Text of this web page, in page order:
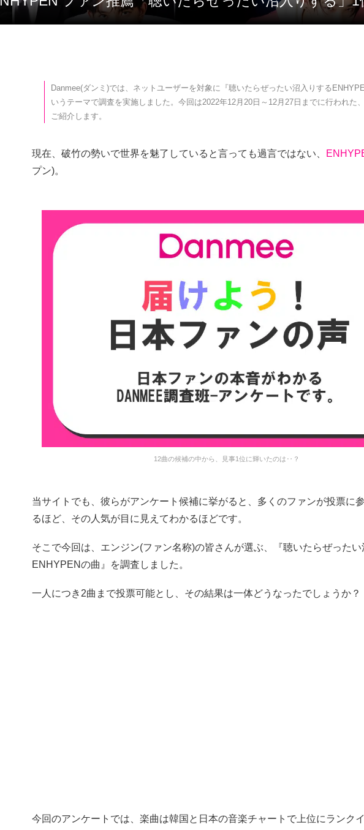
Danmee(ダンミ)では、ネットユーザーを対象に『聴いたらぜったい沼入りする
いうテーマで調査を実施しました。今回は2022年12月20日～12月27日までに行われた
ご紹介します。
現在、破竹の勢いで世界を魅了していると言っても過言ではない、
プン)。
12曲の候補の中から、見事1位に輝いたのは‥？
当サイトでも、彼らがアンケート候補に挙がると、多くのファンが投票に
るほど、その人気が目に見えてわかるほどです。
そこで今回は、エンジン(ファン名称)の皆さんが選ぶ、『聴いたらぜった
ENHYPENの曲』を調査しました。
一人につき2曲まで投票可能とし、その結果は一体どうなったでしょうか？
今回のアンケートでは、楽曲は韓国と日本の音楽チャートで上位にランク